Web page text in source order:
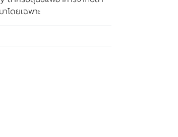
โดยเฉพาะ